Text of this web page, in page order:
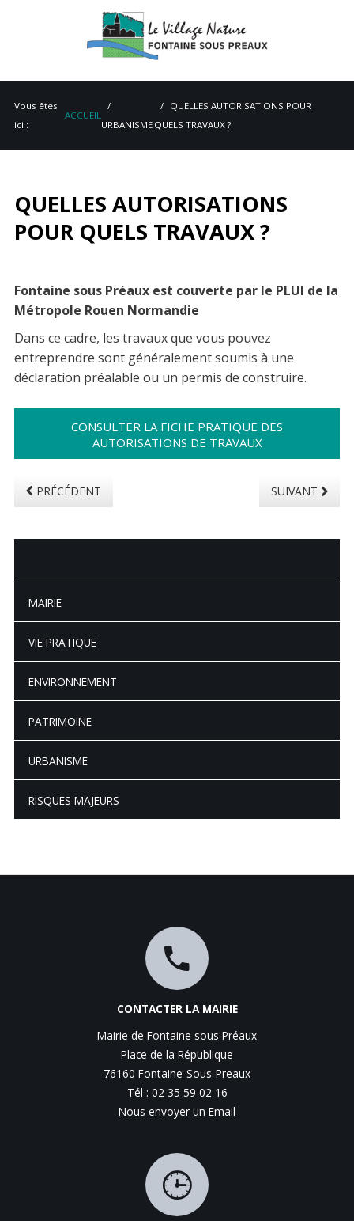
ACCUEIL
MAIRIE
PATRIMOINE
URBANISME
CONTACTER LA MAIRIE
Mairie de Fontaine sous Préaux
Place de la République
Tél : 02 35 59 02 16
Lundi :
Mercredi :Fermé
Vendredi :09h00-12h00 et 13h30-17h00
Vous êtes
ici :
ACCUEIL
URBANISME
QUELLES AUTORISATIONS POUR
QUELS TRAVAUX ?
QUELLES AUTORISATIONS
POUR QUELS TRAVAUX ?
Fontaine sous Préaux est couverte par le PLUI de la
Métropole Rouen Normandie
Dans ce cadre, les travaux que vous pouvez
entreprendre sont généralement soumis à une
déclaration préalable ou un permis de construire.
CONSULTER LA FICHE PRATIQUE DES
AUTORISATIONS DE TRAVAUX
PRÉCÉDENT SUIVANT
MAIRIE
VIE PRATIQUE
ENVIRONNEMENT
PATRIMOINE
URBANISME
RISQUES MAJEURS
CONTACTER LA MAIRIE
Mairie de Fontaine sous Préaux
Place de la République
76160 Fontaine-Sous-Preaux
Tél : 02 35 59 02 16
Nous envoyer un Email